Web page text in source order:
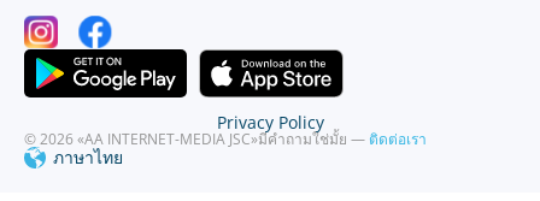
© 2026 «AA INTERNET-MEDIA JSC»มีคำถามใช่มั้ย — ติดต่อเรา
ภาษาไทย
Privacy Policy